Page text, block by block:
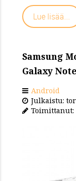
Lue lisää...
Samsung
Galaxy
Android
Julkaistu:
Toimittanut: